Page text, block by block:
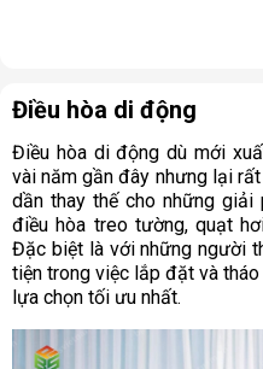
Điều hòa di động
Điều hòa di động dù mới
vài năm gần đây nhưng lại
dần thay thế cho những giải
điều hòa treo tường, quạt
Đặc biệt là với những người
tiện trong việc lắp đặt và
lựa chọn tối ưu nhất.